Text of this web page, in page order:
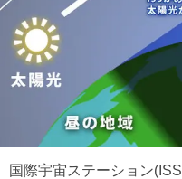
国際宇宙ステーション